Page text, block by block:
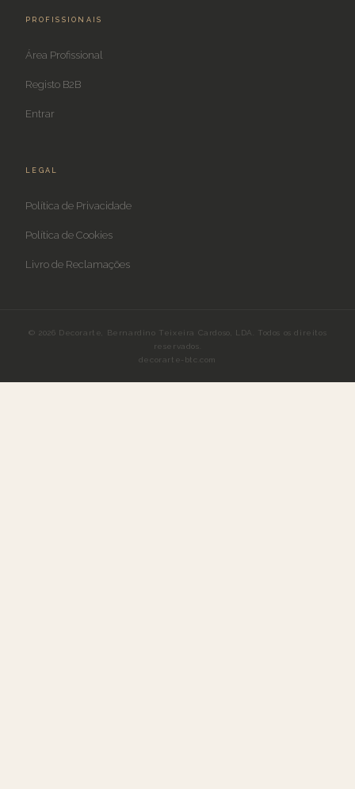
PROFISSIONAIS
Área Profissional
Registo B2B
Entrar
LEGAL
Política de Privacidade
Política de Cookies
Livro de Reclamações
© 2026 Decorarte, Bernardino Teixeira Cardoso, LDA. Todos os direitos
reservados.
decorarte-btc.com